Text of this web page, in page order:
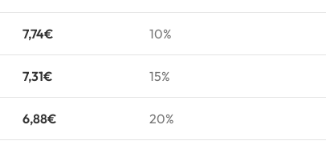
7,74€ 10%
7,31€ 15%
6,88€ 20%